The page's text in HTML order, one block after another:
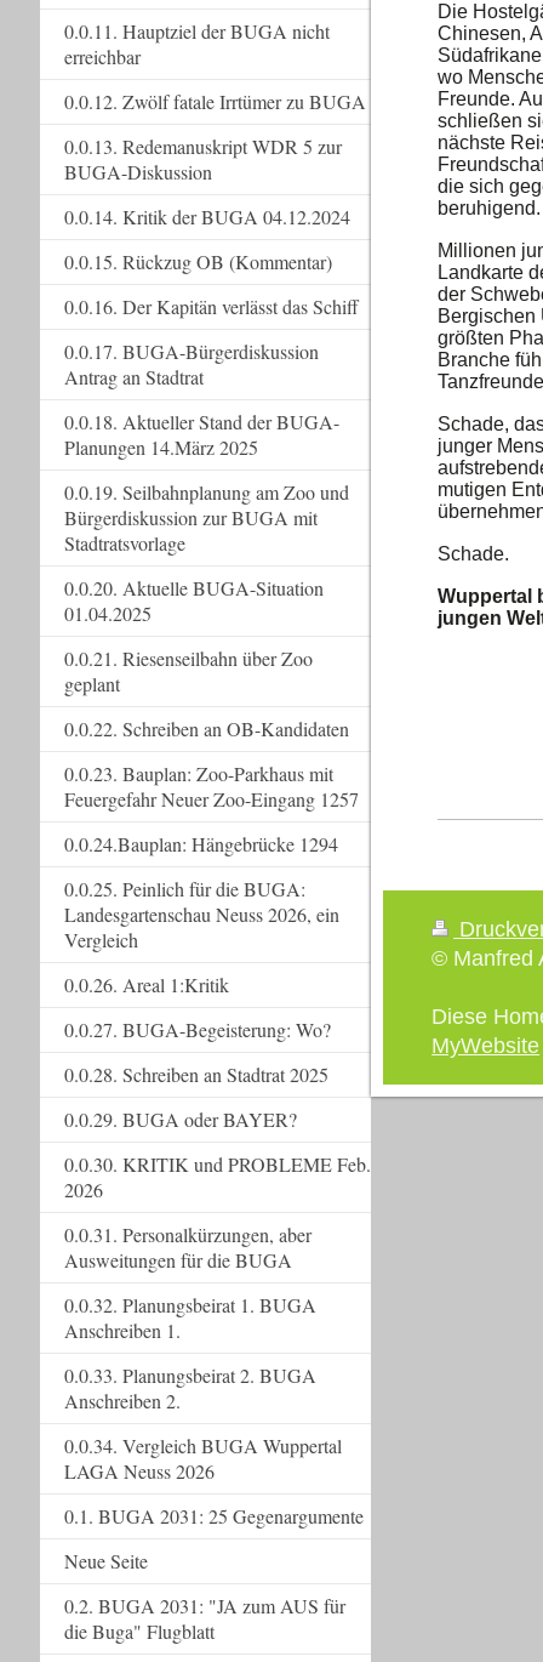
Die
Chinesen,
wo
Freunde.
schließen
nächste
die sich
beruhigend.
Millionen
Landkarte
der
Bergischen
größten
Branche
Schade,
junger
mutigen
Schade.
Wuppertal
jungen
© Manfred
Diese
MyWebsite
0.0.11. Hauptziel der BUGA nicht
erreichbar
0.0.12. Zwölf fatale Irrtümer zu BUGA
0.0.13. Redemanuskript WDR 5 zur
BUGA-Diskussion
0.0.14. Kritik der BUGA 04.12.2024
0.0.15. Rückzug OB (Kommentar)
0.0.16. Der Kapitän verlässt das Schiff
0.0.17. BUGA-Bürgerdiskussion
Antrag an Stadtrat
0.0.18. Aktueller Stand der BUGA-
Planungen 14.März 2025
0.0.19. Seilbahnplanung am Zoo und
Bürgerdiskussion zur BUGA mit
Stadtratsvorlage
0.0.20. Aktuelle BUGA-Situation
01.04.2025
0.0.21. Riesenseilbahn über Zoo
geplant
0.0.22. Schreiben an OB-Kandidaten
0.0.23. Bauplan: Zoo-Parkhaus mit
Feuergefahr Neuer Zoo-Eingang 1257
0.0.24.Bauplan: Hängebrücke 1294
0.0.25. Peinlich für die BUGA:
Landesgartenschau Neuss 2026, ein
Vergleich
0.0.26. Areal 1:Kritik
0.0.27. BUGA-Begeisterung: Wo?
0.0.28. Schreiben an Stadtrat 2025
0.0.29. BUGA oder BAYER?
0.0.30. KRITIK und PROBLEME Feb.
2026
0.0.31. Personalkürzungen, aber
Ausweitungen für die BUGA
0.0.32. Planungsbeirat 1. BUGA
Anschreiben 1.
0.0.33. Planungsbeirat 2. BUGA
Anschreiben 2.
0.0.34. Vergleich BUGA Wuppertal
LAGA Neuss 2026
0.1. BUGA 2031: 25 Gegenargumente
Neue Seite
0.2. BUGA 2031: "JA zum AUS für
die Buga" Flugblatt